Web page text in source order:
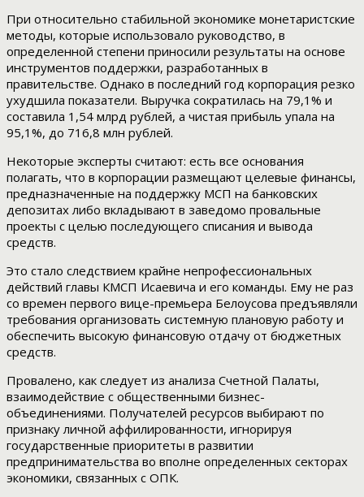
При относительно стабильной экономике монетаристские
методы, которые использовало руководство, в
определенной степени приносили результаты на основе
инструментов поддержки, разработанных в
правительстве. Однако в последний год корпорация резко
ухудшила показатели. Выручка сократилась на 79,1% и
составила 1,54 млрд рублей, а чистая прибыль упала на
95,1%, до 716,8 млн рублей.
Некоторые эксперты считают: есть все основания
полагать, что в корпорации размещают целевые финансы,
предназначенные на поддержку МСП на банковских
депозитах либо вкладывают в заведомо провальные
проекты с целью последующего списания и вывода
средств.
Это стало следствием крайне непрофессиональных
действий главы КМСП Исаевича и его команды. Ему не раз
со времен первого вице-премьера Белоусова предъявляли
требования организовать системную плановую работу и
обеспечить высокую финансовую отдачу от бюджетных
средств.
Провалено, как следует из анализа Счетной Палаты,
взаимодействие с общественными бизнес-
объединениями. Получателей ресурсов выбирают по
признаку личной аффилированности, игнорируя
государственные приоритеты в развитии
предпринимательства во вполне определенных секторах
экономики, связанных с ОПК.